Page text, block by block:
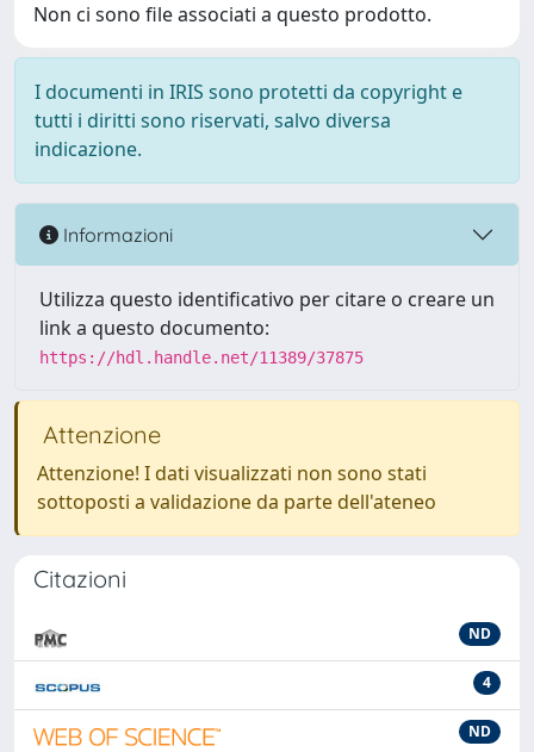
Non ci sono file associati a questo prodotto.
I documenti in IRIS sono protetti da copyright e
tutti i diritti sono riservati, salvo diversa
indicazione.
Informazioni
Utilizza questo identificativo per citare o creare un
link a questo documento:
https://hdl.handle.net/11389/37875
Attenzione
Attenzione! I dati visualizzati non sono stati
sottoposti a validazione da parte dell'ateneo
Citazioni
ND
4
ND